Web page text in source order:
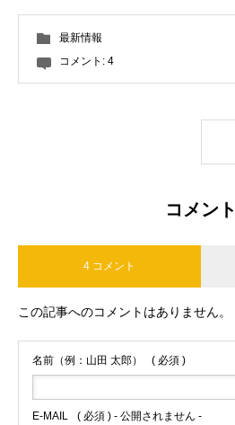
最新情報
コメント: 4
コメント
4 コメント
この記事へのコメントはありません。
名前（例：山田 太郎） ( 必須 )
E-MAIL ( 必須 ) - 公開されません -